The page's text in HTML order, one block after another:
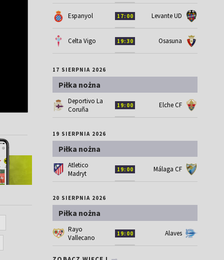
Espanyol 17:00 Levante UD
Celta Vigo 19:30 Osasuna
17 SIERPNIA 2026
Piłka nożna
Deportivo La
Coruña
19:00 Elche CF
19 SIERPNIA 2026
Piłka nożna
Atletico
Madryt
19:00 Málaga CF
20 SIERPNIA 2026
Piłka nożna
Rayo
Vallecano
19:00 Alaves